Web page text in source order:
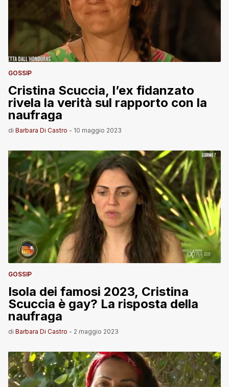
GOSSIP
Cristina Scuccia, l’ex fidanzato
rivela la verità sul rapporto con la
naufraga
di Barbara Di Castro - 10 maggio 2023
GOSSIP
Isola dei famosi 2023, Cristina
Scuccia è gay? La risposta della
naufraga
di Barbara Di Castro - 2 maggio 2023